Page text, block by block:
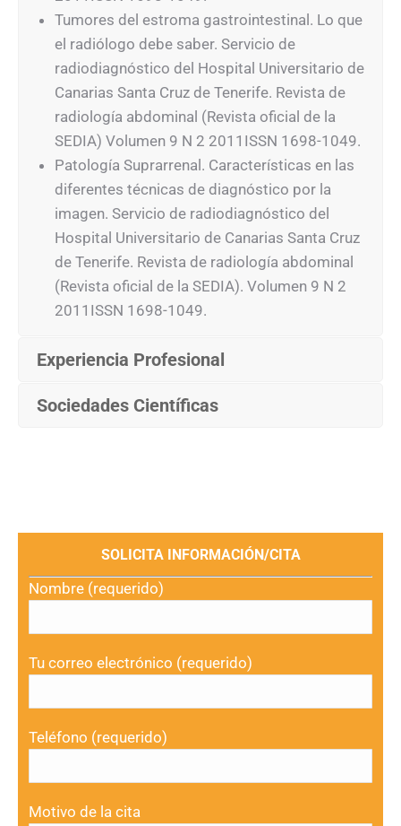
Tumores del estroma gastrointestinal. Lo que
el radiólogo debe saber. Servicio de
radiodiagnóstico del Hospital Universitario de
Canarias Santa Cruz de Tenerife. Revista de
radiología abdominal (Revista oficial de la
SEDIA) Volumen 9 N 2 2011ISSN 1698-1049.
Patología Suprarrenal. Características en las
diferentes técnicas de diagnóstico por la
imagen. Servicio de radiodiagnóstico del
Hospital Universitario de Canarias Santa Cruz
de Tenerife. Revista de radiología abdominal
(Revista oficial de la SEDIA). Volumen 9 N 2
2011ISSN 1698-1049.
Experiencia Profesional
Sociedades Científicas
SOLICITA INFORMACIÓN/CITA
Nombre (requerido)
Tu correo electrónico (requerido)
Teléfono (requerido)
Motivo de la cita